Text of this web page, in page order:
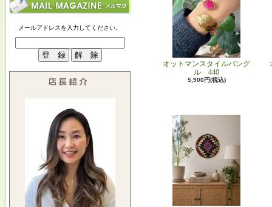
メールアドレスを入力してください。
オットマンスタイルバング
ル 440
5,900円(税込)